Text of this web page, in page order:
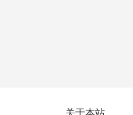
关于本站